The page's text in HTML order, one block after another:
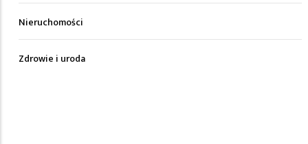
Nieruchomości
Zdrowie i uroda